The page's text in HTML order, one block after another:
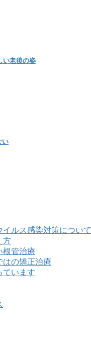
い老後の姿
い
ルス感染対策について
方
根管治療
はの矯正治療
ています